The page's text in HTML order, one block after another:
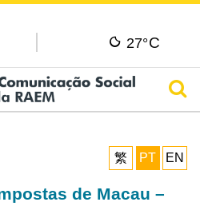
27°C
繁
PT EN
de Macau –